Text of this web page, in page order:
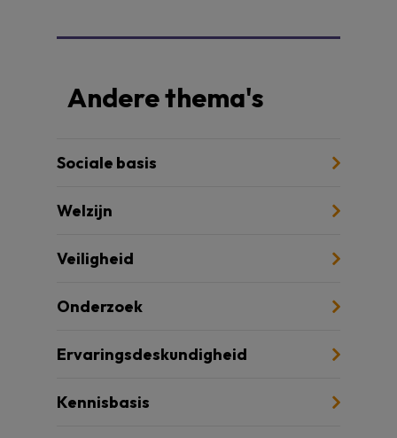
Andere thema's
Sociale basis
Welzijn
Veiligheid
Onderzoek
Ervaringsdeskundigheid
Kennisbasis